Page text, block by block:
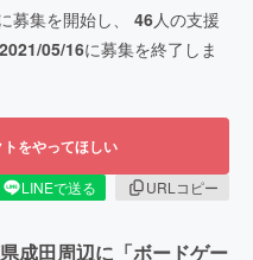
募集を開始し、 46人の支援
2021/05/16に募集を終了しま
をやってほしい
LINEで送る
URLコピー
成田周辺に「ボードゲー